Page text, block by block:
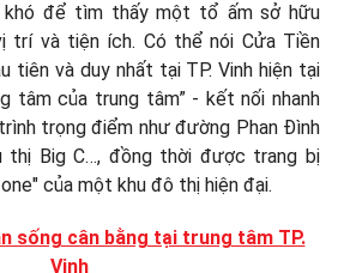
khó để tìm thấy một tổ ấm sở hữu
trí và tiện ích. Có thể nói Cửa Tiền
tiên và duy nhất tại TP. Vinh hiện tại
tâm của trung tâm” - kết nối nhanh
trọng điểm như đường Phan Đình
thị Big C…, đồng thời được trang bị
của một khu đô thị hiện đại.